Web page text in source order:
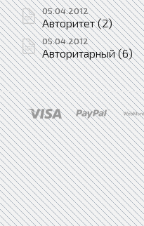
05.04.2012
Авторитет (2)
05.04.2012
Авторитарный (6)